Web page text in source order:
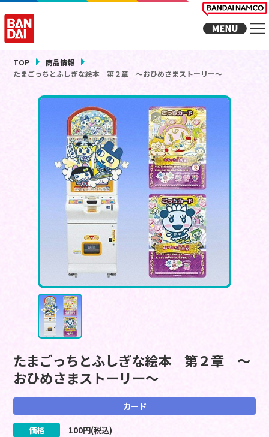
TOP
商品情報
たまごっちとふしぎな絵本 第２章 ～おひめさまストーリー～
たまごっちとふしぎな絵本 第２章 ～
おひめさまストーリー～
カード
価格 100円(税込)